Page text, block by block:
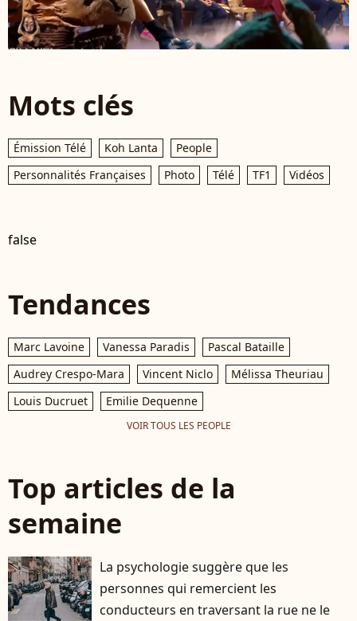
Mots clés
Émission Télé Koh Lanta
People
Personnalités Françaises
Photo Télé TF1 Vidéos
false
Tendances
Marc Lavoine Vanessa Paradis
Pascal Bataille
Audrey Crespo-Mara
Vincent Niclo
Mélissa Theuriau
Louis Ducruet
Emilie Dequenne
VOIR TOUS LES PEOPLE
Top articles de la
semaine
La psychologie suggère que les
personnes qui remercient les
conducteurs en traversant la rue ne le